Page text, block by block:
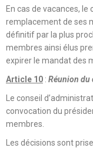
En cas de vacances,
remplacement de ses
définitif par la plus
membres ainsi élus
expirer le mandat des
Article 10 : Réunion du
Le conseil
convocation du
membres.
Les décisions sont